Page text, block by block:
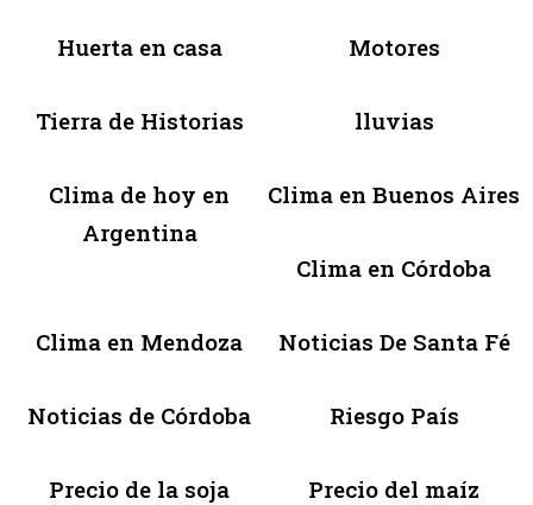
Huerta en casa Motores
Tierra de Historias lluvias
Clima de hoy en
Argentina
Clima en Buenos Aires
Clima en Córdoba
Clima en Mendoza Noticias De Santa Fé
Noticias de Córdoba Riesgo País
Precio de la soja Precio del maíz